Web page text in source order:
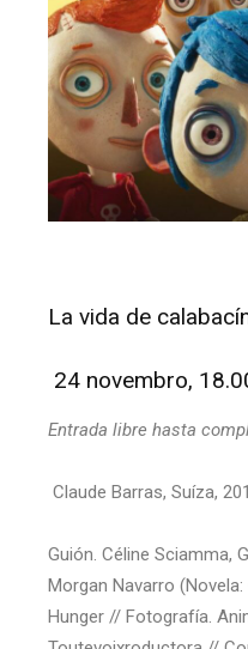
La vida de
24 novembro,
Entrada libre hasta
Claude Barras, Suíza,
Guión. Céline Sciamma,
Morgan Navarro
Hunger // Fotografía.